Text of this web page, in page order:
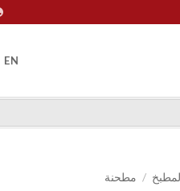
EN
/ مطحنة